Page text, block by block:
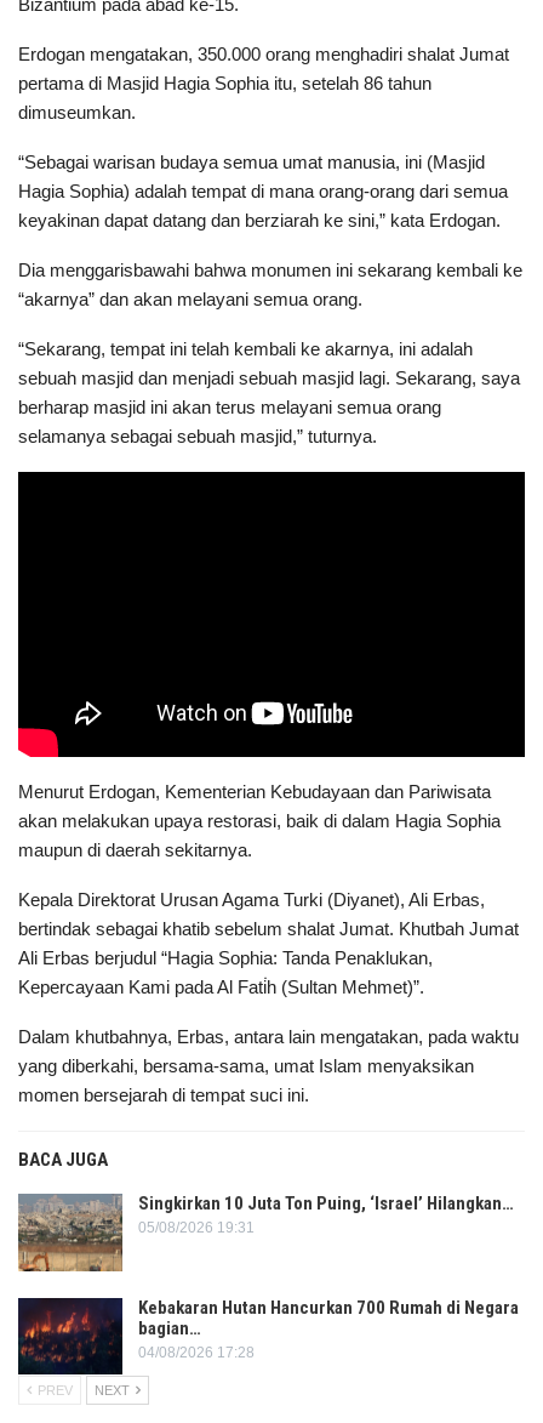
Bizantium pada abad ke-15.
Erdogan mengatakan, 350.000 orang menghadiri shalat Jumat
pertama di Masjid Hagia Sophia itu, setelah 86 tahun
dimuseumkan.
“Sebagai warisan budaya semua umat manusia, ini (Masjid
Hagia Sophia) adalah tempat di mana orang-orang dari semua
keyakinan dapat datang dan berziarah ke sini,” kata Erdogan.
Dia menggarisbawahi bahwa monumen ini sekarang kembali ke
“akarnya” dan akan melayani semua orang.
“Sekarang, tempat ini telah kembali ke akarnya, ini adalah
sebuah masjid dan menjadi sebuah masjid lagi. Sekarang, saya
berharap masjid ini akan terus melayani semua orang
selamanya sebagai sebuah masjid,” tuturnya.
Menurut Erdogan, Kementerian Kebudayaan dan Pariwisata
akan melakukan upaya restorasi, baik di dalam Hagia Sophia
maupun di daerah sekitarnya.
Kepala Direktorat Urusan Agama Turki (Diyanet), Ali Erbas,
bertindak sebagai khatib sebelum shalat Jumat. Khutbah Jumat
Ali Erbas berjudul “Hagia Sophia: Tanda Penaklukan,
Kepercayaan Kami pada Al Fati̇h (Sultan Mehmet)”.
Dalam khutbahnya, Erbas, antara lain mengatakan, pada waktu
yang diberkahi, bersama-sama, umat Islam menyaksikan
momen bersejarah di tempat suci ini.
BACA JUGA
Singkirkan 10 Juta Ton Puing, ‘Israel’ Hilangkan…
05/08/2026 19:31
Kebakaran Hutan Hancurkan 700 Rumah di Negara
bagian…
04/08/2026 17:28
PREV NEXT